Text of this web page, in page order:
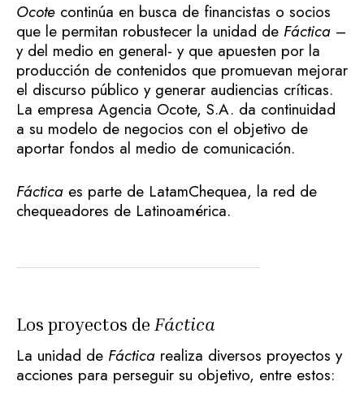
Ocote continúa en busca de financistas o socios
que le permitan robustecer la unidad de Fáctica –
y del medio en general- y que apuesten por la
producción de contenidos que promuevan mejorar
el discurso público y generar audiencias críticas.
La empresa Agencia Ocote, S.A. da continuidad
a su modelo de negocios con el objetivo de
aportar fondos al medio de comunicación.
Fáctica es parte de LatamChequea, la red de
chequeadores de Latinoamérica.
Los proyectos de Fáctica
La unidad de Fáctica realiza diversos proyectos y
acciones para perseguir su objetivo, entre estos: